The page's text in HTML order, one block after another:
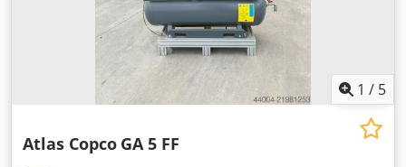
1 / 5
Atlas Copco GA 5 FF